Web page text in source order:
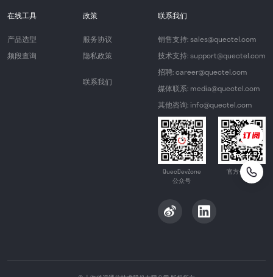
在线工具
产品选型
频段查询
政策
服务协议
隐私政策
联系我们
联系我们
销售支持: sales@quectel.com
技术支持: support@quectel.com
招聘: career@quectel.com
媒体联系: media@quectel.com
其他咨询: info@quectel.com
QuecDevZone
公众号
官方公众号